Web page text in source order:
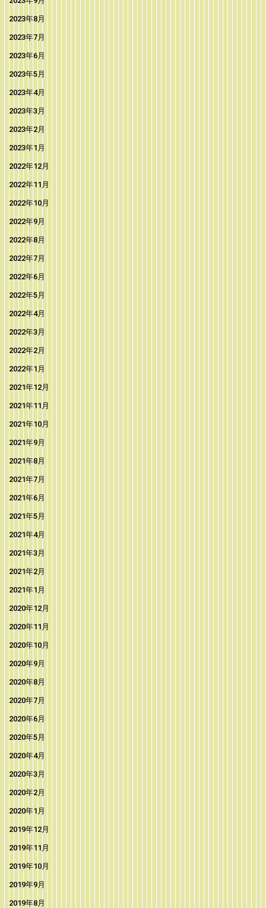
2023年8月
2023年7月
2023年6月
2023年5月
2023年4月
2023年3月
2023年2月
2023年1月
2022年12月
2022年11月
2022年10月
2022年9月
2022年8月
2022年7月
2022年6月
2022年5月
2022年4月
2022年3月
2022年2月
2022年1月
2021年12月
2021年11月
2021年10月
2021年9月
2021年8月
2021年7月
2021年6月
2021年5月
2021年4月
2021年3月
2021年2月
2021年1月
2020年12月
2020年11月
2020年10月
2020年9月
2020年8月
2020年7月
2020年6月
2020年5月
2020年4月
2020年3月
2020年2月
2020年1月
2019年12月
2019年11月
2019年10月
2019年9月
2019年8月